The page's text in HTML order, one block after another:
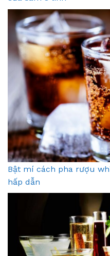
Bật mí cách pha rượu
hấp dẫn